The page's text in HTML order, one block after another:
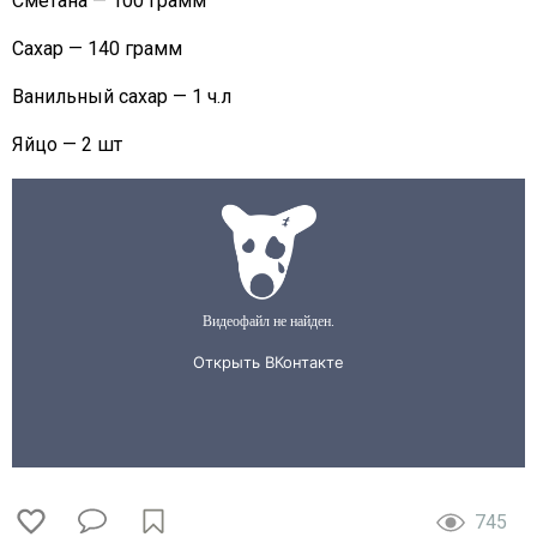
Сахар — 140 грамм
Ванильный сахар — 1 ч.л
Яйцо — 2 шт
745